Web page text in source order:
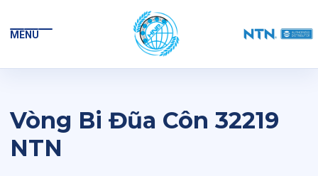
MENU
Vòng Bi Đũa Côn 32219
NTN